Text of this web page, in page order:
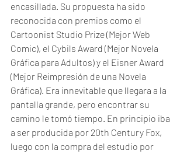
encasillada. Su propuesta ha sido
reconocida con premios como el
Cartoonist Studio Prize (Mejor Web
Comic), el Cybils Award (Mejor Novela
Gráfica para Adultos) y el Eisner Award
(Mejor Reimpresión de una Novela
Gráfica). Era innevitable que llegara a la
pantalla grande, pero encontrar su
camino le tomó tiempo. En principio iba
a ser producida por 20th Century Fox,
luego con la compra del estudio por